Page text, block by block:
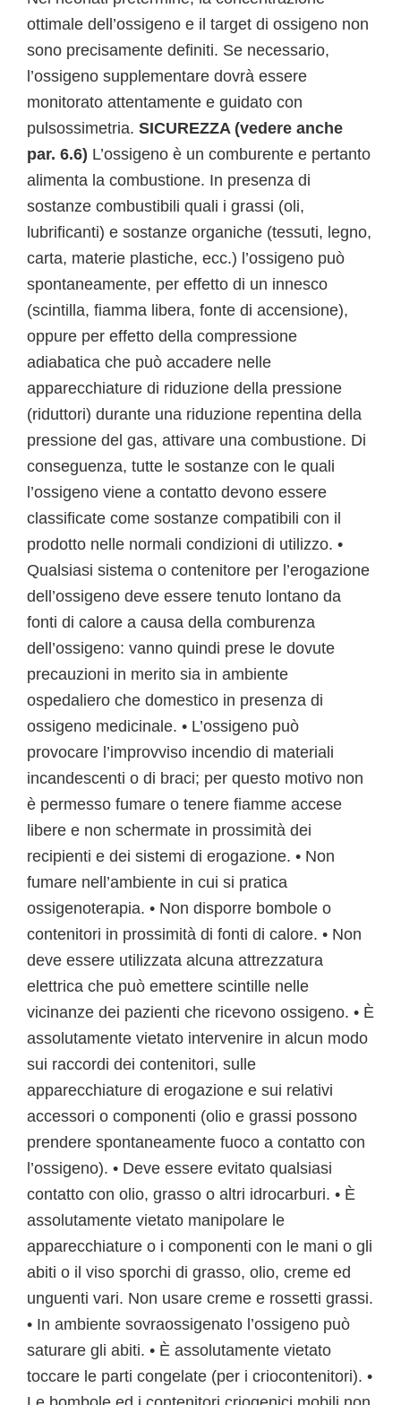
ottimale dell’ossigeno e il target di ossigeno non
sono precisamente definiti. Se necessario,
l’ossigeno supplementare dovrà essere
monitorato attentamente e guidato con
pulsossimetria. SICUREZZA (vedere anche
par. 6.6) L’ossigeno è un comburente e pertanto
alimenta la combustione. In presenza di
sostanze combustibili quali i grassi (oli,
lubrificanti) e sostanze organiche (tessuti, legno,
carta, materie plastiche, ecc.) l’ossigeno può
spontaneamente, per effetto di un innesco
(scintilla, fiamma libera, fonte di accensione),
oppure per effetto della compressione
adiabatica che può accadere nelle
apparecchiature di riduzione della pressione
(riduttori) durante una riduzione repentina della
pressione del gas, attivare una combustione. Di
conseguenza, tutte le sostanze con le quali
l’ossigeno viene a contatto devono essere
classificate come sostanze compatibili con il
prodotto nelle normali condizioni di utilizzo. •
Qualsiasi sistema o contenitore per l’erogazione
dell’ossigeno deve essere tenuto lontano da
fonti di calore a causa della comburenza
dell’ossigeno: vanno quindi prese le dovute
precauzioni in merito sia in ambiente
ospedaliero che domestico in presenza di
ossigeno medicinale. • L’ossigeno può
provocare l’improvviso incendio di materiali
incandescenti o di braci; per questo motivo non
è permesso fumare o tenere fiamme accese
libere e non schermate in prossimità dei
recipienti e dei sistemi di erogazione. • Non
fumare nell’ambiente in cui si pratica
ossigenoterapia. • Non disporre bombole o
contenitori in prossimità di fonti di calore. • Non
deve essere utilizzata alcuna attrezzatura
elettrica che può emettere scintille nelle
vicinanze dei pazienti che ricevono ossigeno. • È
assolutamente vietato intervenire in alcun modo
sui raccordi dei contenitori, sulle
apparecchiature di erogazione e sui relativi
accessori o componenti (olio e grassi possono
prendere spontaneamente fuoco a contatto con
l’ossigeno). • Deve essere evitato qualsiasi
contatto con olio, grasso o altri idrocarburi. • È
assolutamente vietato manipolare le
apparecchiature o i componenti con le mani o gli
abiti o il viso sporchi di grasso, olio, creme ed
unguenti vari. Non usare creme e rossetti grassi.
• In ambiente sovraossigenato l’ossigeno può
saturare gli abiti. • È assolutamente vietato
toccare le parti congelate (per i criocontenitori). •